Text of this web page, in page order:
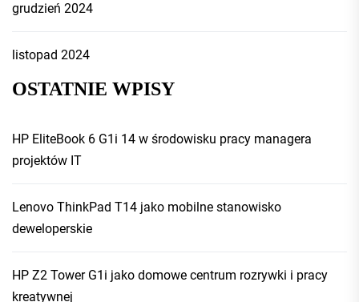
grudzień 2024
listopad 2024
OSTATNIE WPISY
HP EliteBook 6 G1i 14 w środowisku pracy managera
projektów IT
Lenovo ThinkPad T14 jako mobilne stanowisko
deweloperskie
HP Z2 Tower G1i jako domowe centrum rozrywki i pracy
kreatywnej